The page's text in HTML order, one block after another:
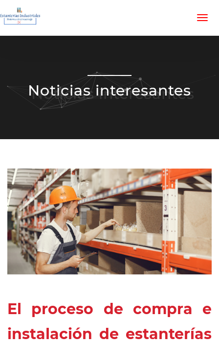
Noticias interesantes
El proceso de compra e
instalación de estanterías